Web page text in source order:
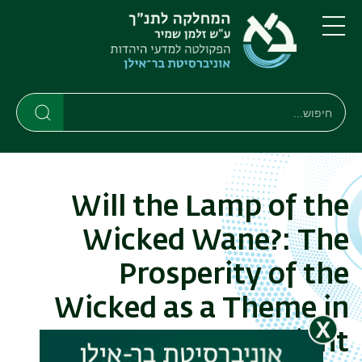
דילוג
לתוכן
העיקרי
דילוג
לתפריט
ניווט
ראשי
תפריט
חיפוש
חיפוש
Will the Lamp of the
Wicked Wane?: The
Prosperity of the
Wicked as a Theme in
Job and the Ancient